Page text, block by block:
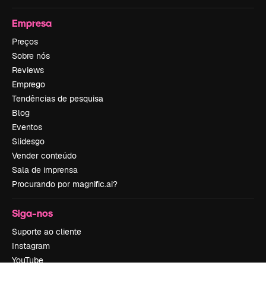
Empresa
Preços
Sobre nós
Reviews
Emprego
Tendências de pesquisa
Blog
Eventos
Slidesgo
Vender conteúdo
Sala de imprensa
Procurando por magnific.ai?
Siga-nos
Suporte ao cliente
Instagram
YouTube